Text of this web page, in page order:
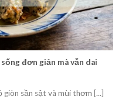
đơn giản mà vẫn dai
sần sật và mùi thơm [...]